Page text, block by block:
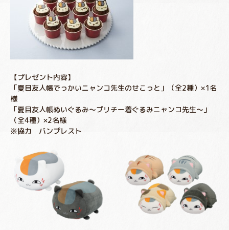
【プレゼント内容】
「夏目友人帳でっかいニャンコ先生のせこっと」（全2種）×1名
様
「夏目友人帳ぬいぐるみ～プリチー着ぐるみニャンコ先生～」
（全4種）×2名様
※協力 バンプレスト